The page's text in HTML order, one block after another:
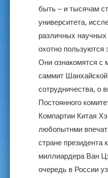
быть – и тысячам
университета,
различных
охотно пользуются
Они ознакомятся с
саммит Шанхайской
сотрудничества, о
Постоянного
Компартии Китая
любопытнми
стране президента
миллиардера Ван
очередь в России